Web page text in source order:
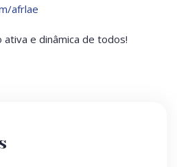
afrlae
e dinâmica de todos!